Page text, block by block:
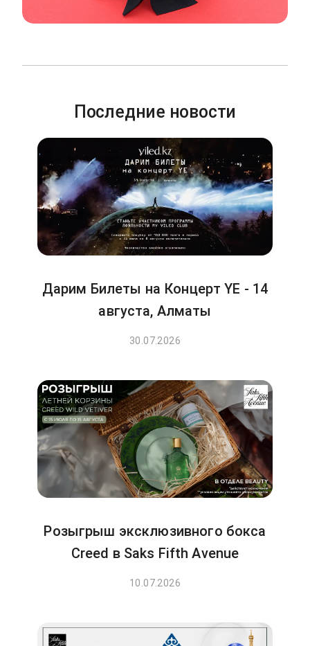
Последние новости
Дарим Билеты на Концерт YE - 14
августа, Алматы
30.07.2026
Розыгрыш эксклюзивного бокса
Creed в Saks Fifth Avenue
10.07.2026